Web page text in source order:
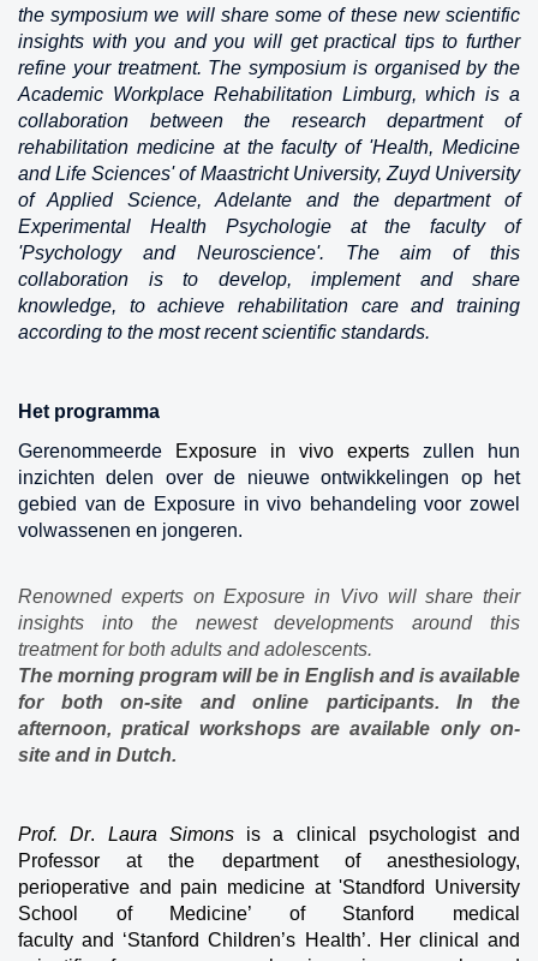
the symposium we will share some of these new scientific
insights with you and you will get practical tips to further
refine your treatment. The symposium is organised by the
Academic Workplace Rehabilitation Limburg, which is a
collaboration between the research department of
rehabilitation medicine at the faculty of 'Health, Medicine
and Life Sciences' of Maastricht University, Zuyd University
of Applied Science, Adelante and the department of
Experimental Health Psychologie at the faculty of
'Psychology and Neuroscience'. The aim of this
collaboration is to develop, implement and share
knowledge, to achieve rehabilitation care and training
according to the most recent scientific standards.
Het programma
Gerenommeerde
Exposure in vivo experts zullen hun
inzichten delen over de nieuwe ontwikkelingen op het
gebied van de Exposure in vivo behandeling voor zowel
volwassenen en jongeren.
Renowned experts on Exposure in Vivo will share their
insights into the newest developments around this
treatment for both adults and adolescents.
The morning program will be in English and is available
for both on-site and online participants. In the
afternoon, pratical workshops are available only on-
site and in Dutch.
Prof. Dr. Laura Simonsis a clinical psychologist and
Professor at the department of anesthesiology,
perioperative and pain medicine at 'Standford University
School of Medicine’ of Stanford medical
faculty and ‘Stanford Children’s Health’. Her clinical and